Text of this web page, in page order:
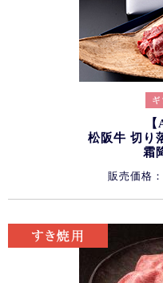
松阪牛 切り
霜
販売価格：